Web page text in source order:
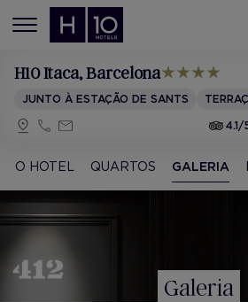
MENÚ
H10 Itaca, Barcelona
JUNTO À ESTAÇÃO DE SANTS
4.1/
O HOTEL QUARTOS GALERIA
Galeria